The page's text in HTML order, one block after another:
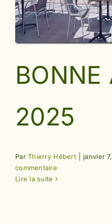
BONNE
2025
ParThierry Hébert janvier
commentaire
Lire la suite